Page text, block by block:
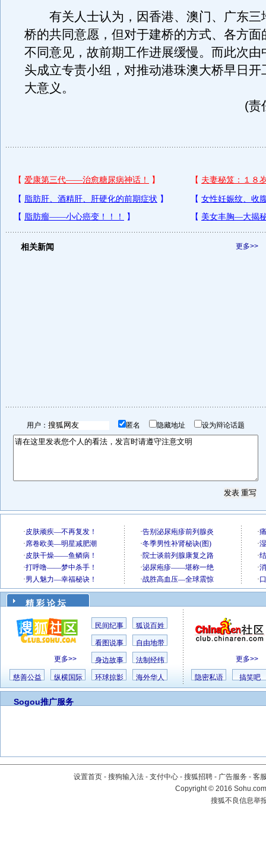
有关人士认为，因香港、澳门、广东三
桥的共同意愿，但对于建桥的方式、各方面
不同意见，故前期工作进展缓慢。而此次由
头成立专责小组，对推动港珠澳大桥早日开
大意义。
(责
更多>>
相关新闻
用户： 匿名 隐藏地址 设为辩论话题
精 彩 论 坛
更多>>
民间纪事 狐说百姓
看图说事 自由地带
身边故事 法制经纬
慈善公益 纵横国际 环球掠影 海外华人
更多>>
隐密私语 搞笑吧
Sogou推广服务
设置首页 - 搜狗输入法 - 支付中心 - 搜狐招聘 - 广告服务 - 客
Copyright©2016
搜狐不良信息举